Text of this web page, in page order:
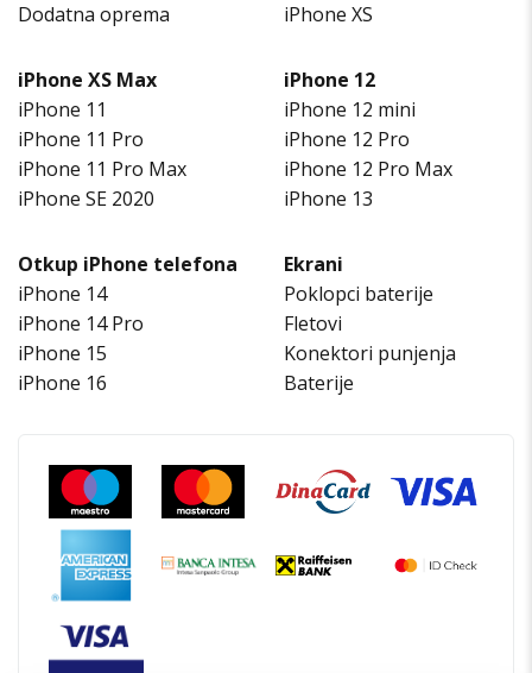
Dodatna oprema
iPhone XS
iPhone XS Max
iPhone 11
iPhone 11 Pro
iPhone 11 Pro Max
iPhone SE 2020
iPhone 12
iPhone 12 mini
iPhone 12 Pro
iPhone 12 Pro Max
iPhone 13
Otkup iPhone telefona
iPhone 14
iPhone 14 Pro
iPhone 15
iPhone 16
Ekrani
Poklopci baterije
Fletovi
Konektori punjenja
Baterije